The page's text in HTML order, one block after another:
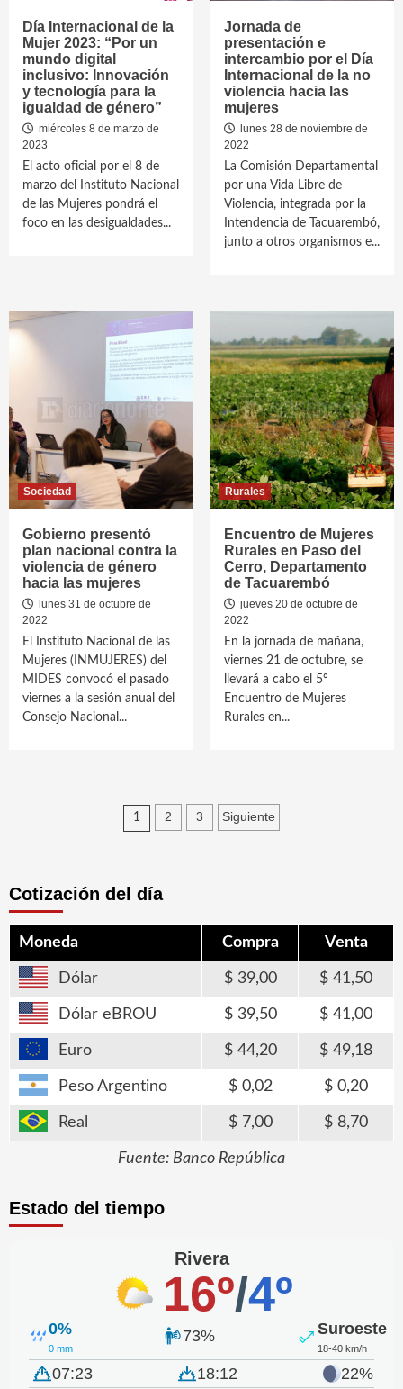
Día Internacional de la
Mujer 2023: “Por un
mundo digital
inclusivo: Innovación
y tecnología para la
igualdad de género”
miércoles 8 de marzo de
2023
El acto oficial por el 8 de
marzo del Instituto Nacional
de las Mujeres pondrá el
foco en las desigualdades...
Jornada de
presentación e
intercambio por el Día
Internacional de la no
violencia hacia las
mujeres
lunes 28 de noviembre de
2022
La Comisión Departamental
por una Vida Libre de
Violencia, integrada por la
Intendencia de Tacuarembó,
junto a otros organismos e...
Sociedad
Gobierno presentó
plan nacional contra la
violencia de género
hacia las mujeres
lunes 31 de octubre de
2022
El Instituto Nacional de las
Mujeres (INMUJERES) del
MIDES convocó el pasado
viernes a la sesión anual del
Consejo Nacional...
Rurales
Encuentro de Mujeres
Rurales en Paso del
Cerro, Departamento
de Tacuarembó
jueves 20 de octubre de
2022
En la jornada de mañana,
viernes 21 de octubre, se
llevará a cabo el 5º
Encuentro de Mujeres
Rurales en...
Paginación
1 2 3 Siguiente
Cotización del día
Moneda Compra Venta
Dólar 39,00 41,50
Dólar eBROU 39,50 41,00
Euro 44,20 49,18
Peso Argentino 0,02 0,20
Real 7,00 8,70
Fuente: Banco República
Estado del tiempo
Rivera
16º/4º
0%
0 mm
73% Suroeste
18-40 km/h
07:23 18:12 22%